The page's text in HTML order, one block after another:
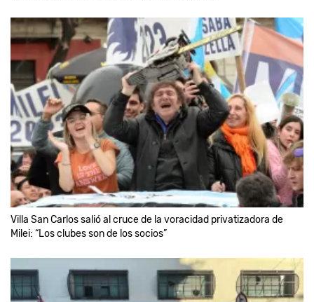
Villa San Carlos salió al cruce de la voracidad privatizadora de
Milei: “Los clubes son de los socios”